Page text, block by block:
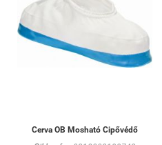
Cerva OB Mosható Cipővédő